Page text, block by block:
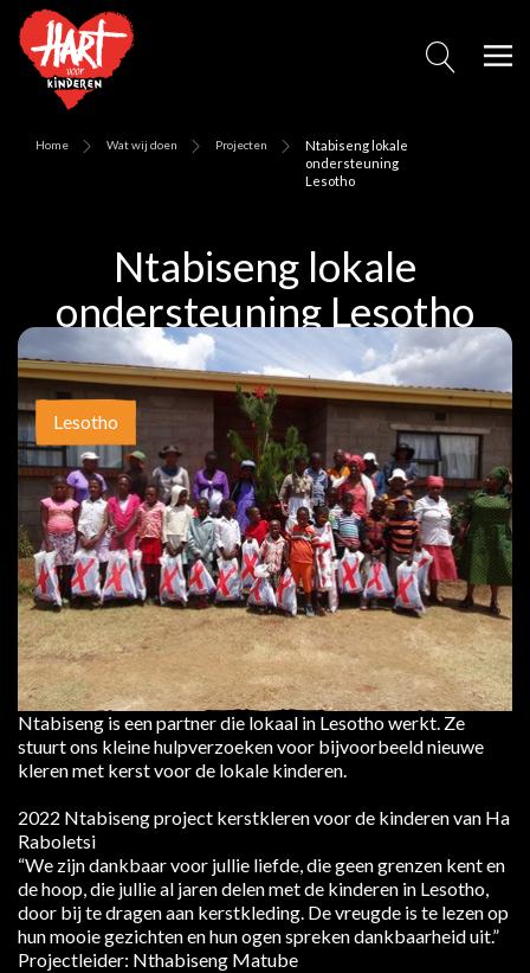
Home Wat wij doen Projecten
Ntabiseng lokale
ondersteuning
Lesotho
Ntabiseng lokale
ondersteuning Lesotho
Lesotho
Ntabiseng is een partner die lokaal in Lesotho werkt. Ze
stuurt ons kleine hulpverzoeken voor bijvoorbeeld nieuwe
kleren met kerst voor de lokale kinderen.
2022 Ntabiseng project kerstkleren voor de kinderen van Ha
Raboletsi
“We zijn dankbaar voor jullie liefde, die geen grenzen kent en
de hoop, die jullie al jaren delen met de kinderen in Lesotho,
door bij te dragen aan kerstkleding. De vreugde is te lezen op
hun mooie gezichten en hun ogen spreken dankbaarheid uit.”
Projectleider: Nthabiseng Matube